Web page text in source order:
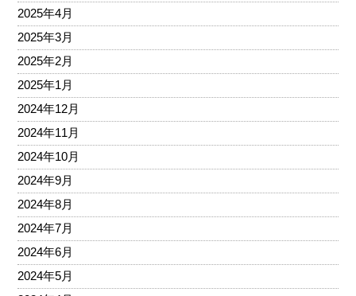
2025年4月
2025年3月
2025年2月
2025年1月
2024年12月
2024年11月
2024年10月
2024年9月
2024年8月
2024年7月
2024年6月
2024年5月